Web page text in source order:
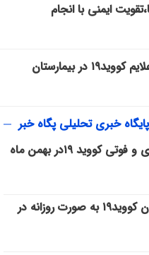
ایمنی با انجام
۸۶ بیمار مشکوک دارای علایم کووید۱۹ در بیمارستان
خبری تحلیلی پگاه خبر
کووید ۱۹در بھمن ماه
چهار هزار بستری بیماران کووید۱۹ به صورت روزانه در